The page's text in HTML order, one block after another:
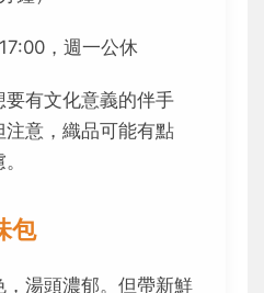
，週一公休
要有文化意義的伴手
意，織品可能有點
包
湯頭濃郁。但帶新鮮